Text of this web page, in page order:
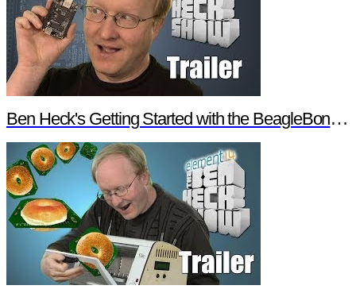
Ben Heck's Getting Started with the BeagleBone Black Trailer